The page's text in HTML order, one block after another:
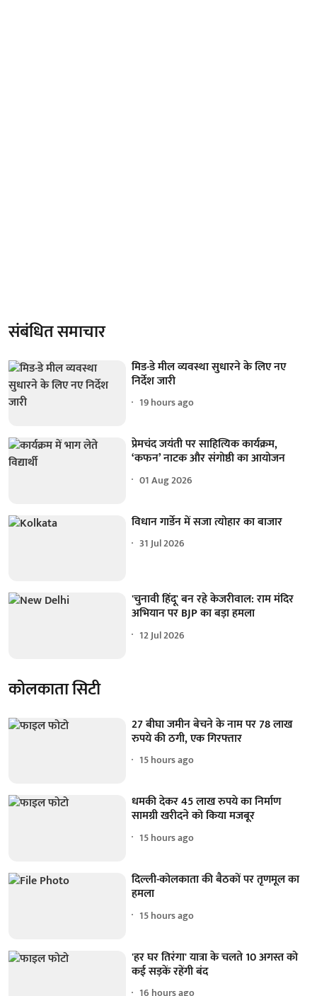
संबंधित समाचार
मिड-डे मील व्यवस्था सुधारने के लिए नए
निर्देश जारी
19 hours ago
प्रेमचंद जयंती पर साहित्यिक कार्यक्रम,
‘कफन’ नाटक और संगोष्ठी का आयोजन
01 Aug 2026
विधान गार्डेन में सजा त्योहार का बाजार
31 Jul 2026
'चुनावी हिंदू' बन रहे केजरीवाल: राम मंदिर
अभियान पर BJP का बड़ा हमला
12 Jul 2026
कोलकाता सिटी
27 बीघा जमीन बेचने के नाम पर 78 लाख
रुपये की ठगी, एक गिरफ्तार
15 hours ago
धमकी देकर 45 लाख रुपये का निर्माण
सामग्री खरीदने को किया मजबूर
15 hours ago
दिल्ली-कोलकाता की बैठकों पर तृणमूल का
हमला
15 hours ago
'हर घर तिरंगा' यात्रा के चलते 10 अगस्त को
कई सड़कें रहेंगी बंद